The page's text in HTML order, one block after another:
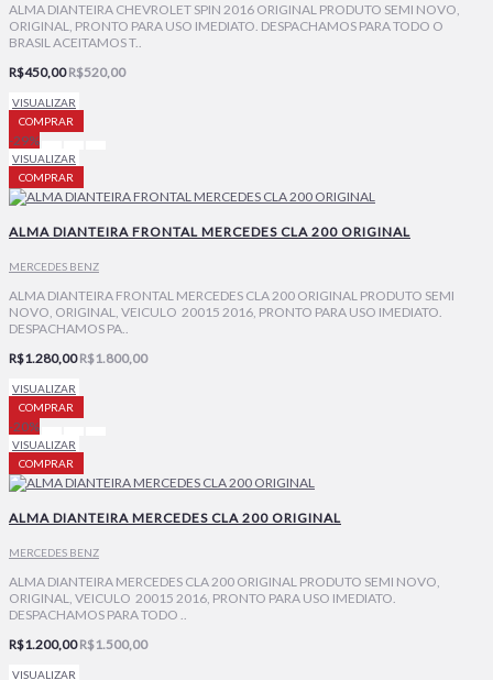
ALMA DIANTEIRA CHEVROLET SPIN 2016 ORIGINAL PRODUTO SEMI NOVO,
ORIGINAL, PRONTO PARA USO IMEDIATO. DESPACHAMOS PARA TODO O
BRASIL ACEITAMOS T..
R$450,00 R$520,00
VISUALIZAR
COMPRAR
-29%
VISUALIZAR
COMPRAR
ALMA DIANTEIRA FRONTAL MERCEDES CLA 200 ORIGINAL
MERCEDES BENZ
ALMA DIANTEIRA FRONTAL MERCEDES CLA 200 ORIGINAL PRODUTO SEMI
NOVO, ORIGINAL, VEICULO 20015 2016, PRONTO PARA USO IMEDIATO.
DESPACHAMOS PA..
R$1.280,00 R$1.800,00
VISUALIZAR
COMPRAR
-20%
VISUALIZAR
COMPRAR
ALMA DIANTEIRA MERCEDES CLA 200 ORIGINAL
MERCEDES BENZ
ALMA DIANTEIRA MERCEDES CLA 200 ORIGINAL PRODUTO SEMI NOVO,
ORIGINAL, VEICULO 20015 2016, PRONTO PARA USO IMEDIATO.
DESPACHAMOS PARA TODO ..
R$1.200,00 R$1.500,00
VISUALIZAR